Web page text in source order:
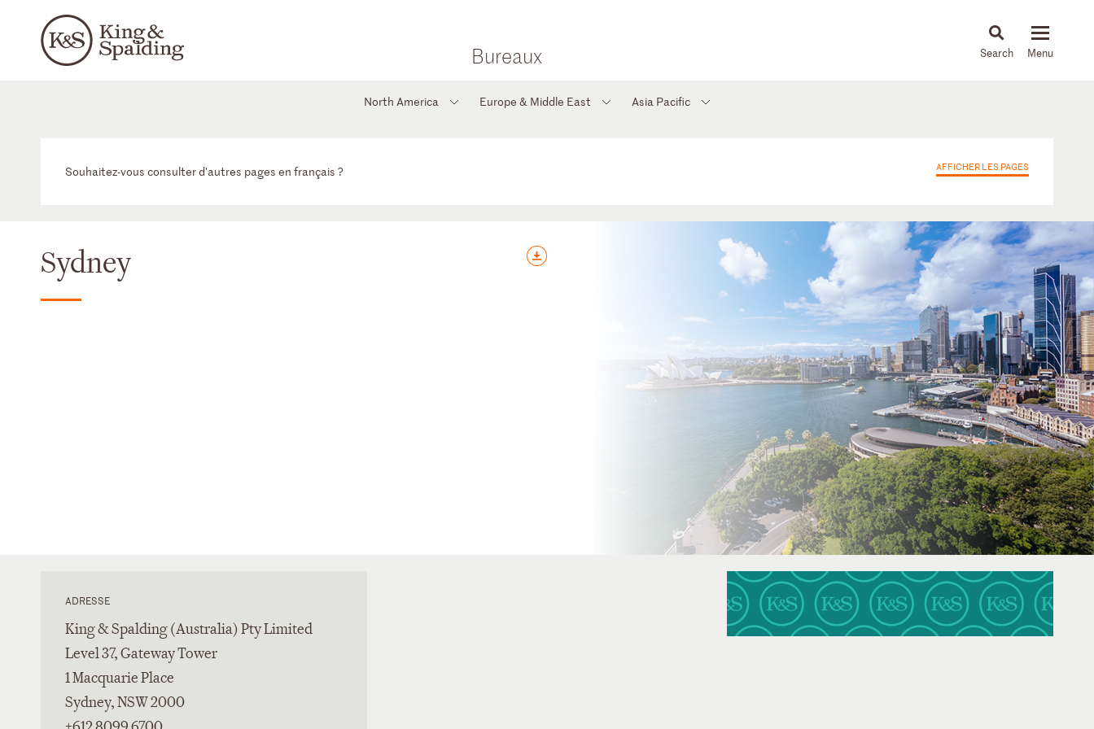
Bureaux News & Insights
North America Europe & Middle East Asia Pacific
Souhaitez-vous consulter d'autres pages en français ? AFFICHER LES PAGES
Sydney
ADRESSE
King & Spalding (Australia) Pty Limited
Level 37, Gateway Tower
1 Macquarie Place
Sydney, NSW 2000